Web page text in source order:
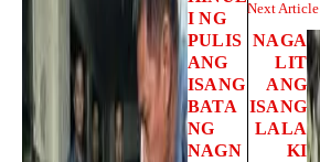
I NG
PULIS
ANG
ISANG
BATA
NG
NAGN
Next Article
NAGA
LIT
ANG
ISANG
LALA
KI